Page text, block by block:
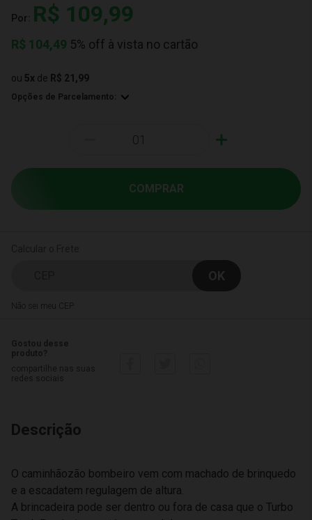
Por: R$ 109,99
R$ 104,49 5% off à vista no cartão
ou 5x de R$ 21,99
Opções de Parcelamento:
+
COMPRAR
Não sei meu CEP
Descrição
O caminhãozão bombeiro vem com machado de brinquedo
e a escadatem regulagem de altura.
A brincadeira pode ser dentro ou fora de casa que o Turbo